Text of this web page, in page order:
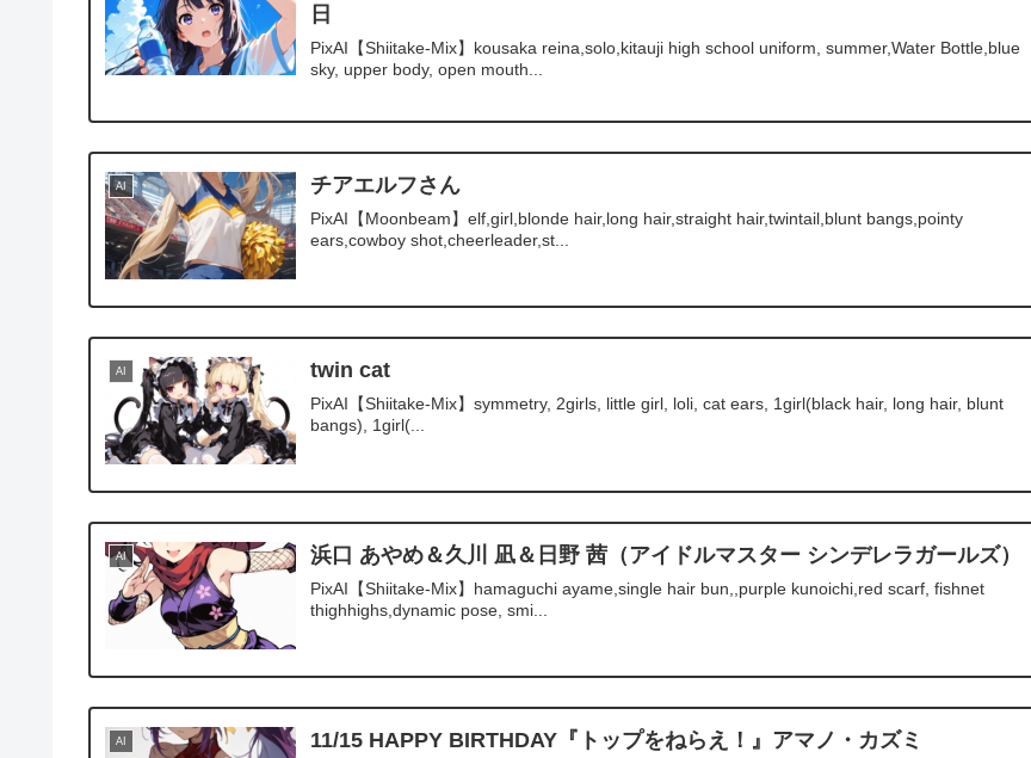
日
PixAI【Shiitake-Mix】kousaka reina,solo,kitauji high school uniform, summer,Water Bottle,blue
sky, upper body, open mouth...
AI チアエルフさん
PixAI【Moonbeam】elf,girl,blonde hair,long hair,straight hair,twintail,blunt bangs,pointy
ears,cowboy shot,cheerleader,st...
AI twin cat
PixAI【Shiitake-Mix】symmetry, 2girls, little girl, loli, cat ears, 1girl(black hair, long hair, blunt
bangs), 1girl(...
AI 浜口 あやめ＆久川 凪＆日野 茜（アイドルマスター シンデレラガールズ）
PixAI【Shiitake-Mix】hamaguchi ayame,single hair bun,,purple kunoichi,red scarf, fishnet
thighhighs,dynamic pose, smi...
AI 11/15 HAPPY BIRTHDAY『トップをねらえ！』アマノ・カズミ